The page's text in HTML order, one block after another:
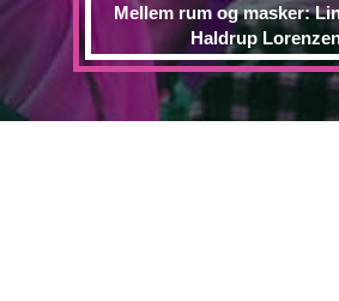
Mellem rum og masker:
Haldrup